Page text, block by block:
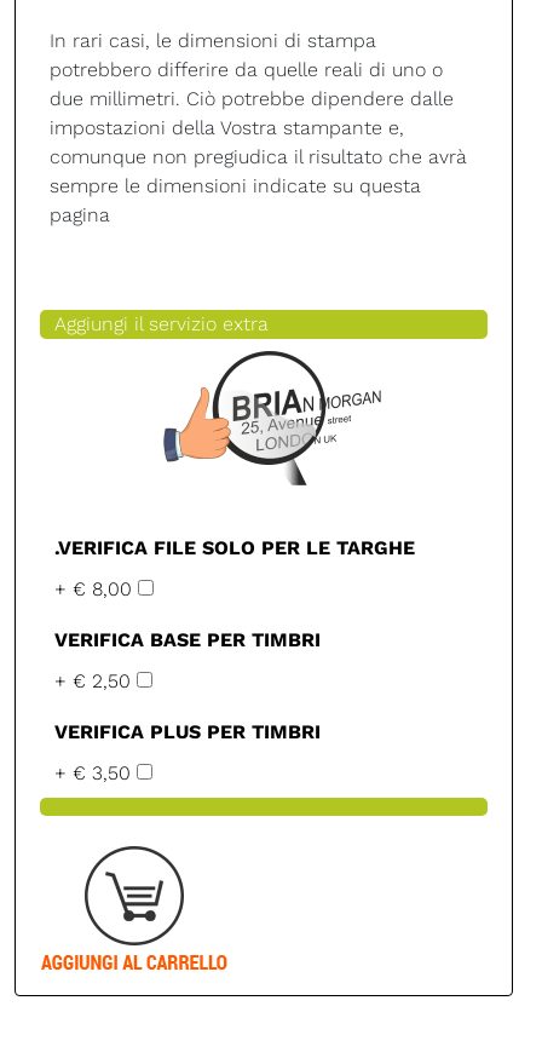
In rari casi, le dimensioni di stampa
potrebbero differire da quelle reali di uno o
due millimetri. Ciò potrebbe dipendere dalle
impostazioni della Vostra stampante e,
comunque non pregiudica il risultato che avrà
sempre le dimensioni indicate su questa
pagina
Aggiungi il servizio extra
.VERIFICA FILE SOLO PER LE TARGHE
+ € 8,00
VERIFICA BASE PER TIMBRI
+ € 2,50
VERIFICA PLUS PER TIMBRI
+ € 3,50